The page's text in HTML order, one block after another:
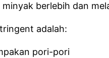
berlebih dan
adalah:
pori-pori